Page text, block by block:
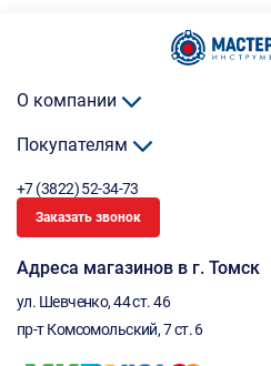
О компании
Покупателям
+7 (3822) 52-34-73
Заказать звонок
Адреса магазинов в г. Томск
ул. Шевченко, 44 ст. 46
пр-т Комсомольский, 7 ст. 6